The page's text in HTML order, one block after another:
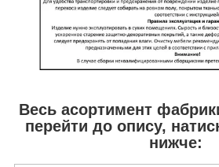
Весь асортимент
перейти до опису,
нижче: